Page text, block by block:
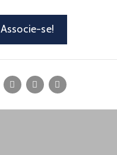
Associe-se!